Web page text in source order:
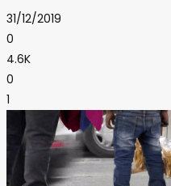
31/12/2019
0
4.6K
0
1